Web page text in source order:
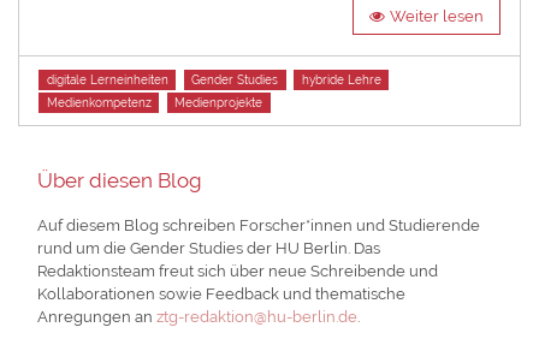
Weiter lesen
Tags
digitale Lerneinheiten Gender Studies
hybride Lehre
Medienkompetenz
Medienprojekte
Über diesen Blog
Auf diesem Blog schreiben Forscher*innen und Studierende
rund um die Gender Studies der HU Berlin. Das
Redaktionsteam freut sich über neue Schreibende und
Kollaborationen sowie Feedback und thematische
Anregungen anztg-redaktion@hu-berlin.de.